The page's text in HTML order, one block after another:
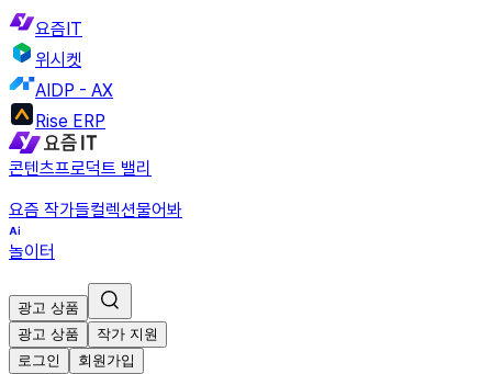
요즘IT
위시켓
AIDP - AX
Rise ERP
콘텐츠프로덕트 밸리
요즘 작가들컬렉션물어봐
놀이터
광고 상품
광고 상품
작가 지원
로그인
회원가입